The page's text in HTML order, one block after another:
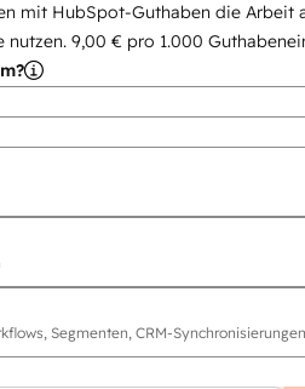
mit HubSpot-Guthaben die Arbeit
nutzen. 9,00 € pro 1.000
Segmenten, CRM-